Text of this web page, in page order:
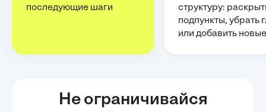
последующие шаги
структуру:
подпункты, убрать
или добавить новые
Не ограничивайся